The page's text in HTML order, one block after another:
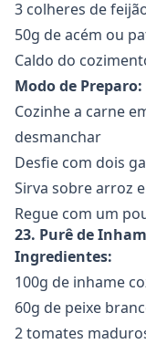
3 colheres de
50g de acém ou
Caldo do
Modo de Preparo:
Cozinhe a carne
desmanchar
Desfie com dois
Sirva sobre arroz
Regue com um
23. Purê de
Ingredientes:
100g de inhame
60g de peixe
2 tomates